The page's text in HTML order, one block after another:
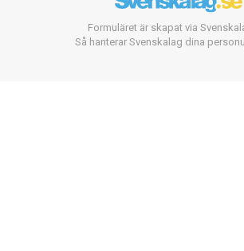
Formuläret är skapat via
Så hanterar Svenskalag dina